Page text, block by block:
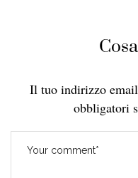
Il tuo indirizzo
obbligatori